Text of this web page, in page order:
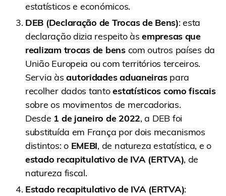
estatísticos e económicos.
DEB (Declaração de Trocas de Bens): esta
declaração dizia respeito àsempresas que
realizam trocas de benscom outros países da
União Europeia ou com territórios terceiros.
Servia àsautoridades aduaneiraspara
recolher dados tantoestatísticos como fiscais
sobre os movimentos de mercadorias.
Desde 1 de janeiro de 2022, a DEB foi
substituída em França por dois mecanismos
distintos: o EMEBI, de natureza estatística, e o
estado recapitulativo de IVA (ERTVA), de
natureza fiscal.
Estado recapitulativo de IVA (ERTVA):